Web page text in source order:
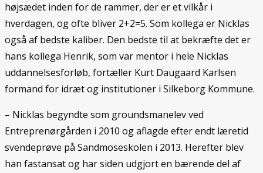
højsædet inden for de rammer, der er et vilkår i
hverdagen, og ofte bliver 2+2=5. Som kollega er Nicklas
også af bedste kaliber. Den bedste til at bekræfte det er
hans kollega Henrik, som var mentor i hele Nicklas
uddannelsesforløb, fortæller Kurt Daugaard Karlsen
formand for idræt og institutioner i Silkeborg Kommune.
– Nicklas begyndte som groundsmanelev ved
Entreprenørgården i 2010 og aflagde efter endt læretid
svendeprøve på Sandmoseskolen i 2013. Herefter blev
han fastansat og har siden udgjort en bærende del af